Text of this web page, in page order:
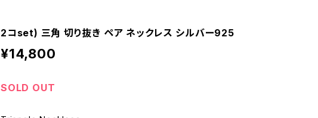
2コset) 三角 切り抜き ペア ネックレス シルバー925
¥14,800
SOLD OUT